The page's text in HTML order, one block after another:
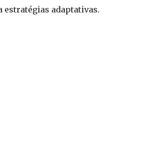
estratégias adaptativas.